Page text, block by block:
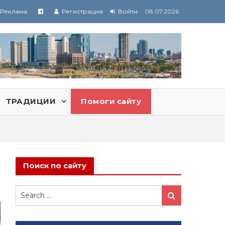
Реклама Регистрация Войти 08.07.2026
ТРАДИЦИИ Помоги сайту
Поиск по сайту
Search
for:
Search